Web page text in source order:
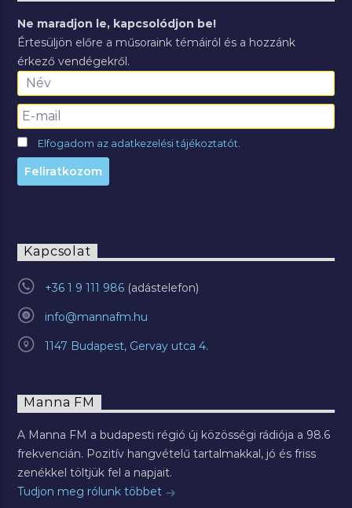
Ne maradjon le, kapcsolódjon be!
Értesüljön előre a műsoraink témáiról és a hozzánk
érkező vendégekről.
Elfogadom az adatkezelési tájékoztatót.
Kapcsolat
+36 1 9 111 986
info@mannafm.hu
1147 Budapest, Gervay utca 4.
Manna FM
A Manna FM a budapesti régió új közösségi rádiója a 98.6
frekvencián. Pozitív hangvételű tartalmakkal, jó és friss
zenékkel töltjük fel a napjait.
Tudjon meg rólunk többet